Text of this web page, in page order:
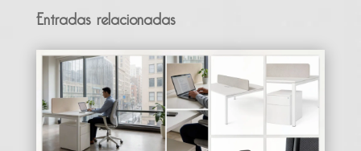
Entradas relacionadas